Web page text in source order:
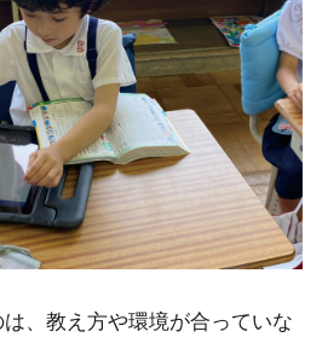
は、教え方や環境が合っていな